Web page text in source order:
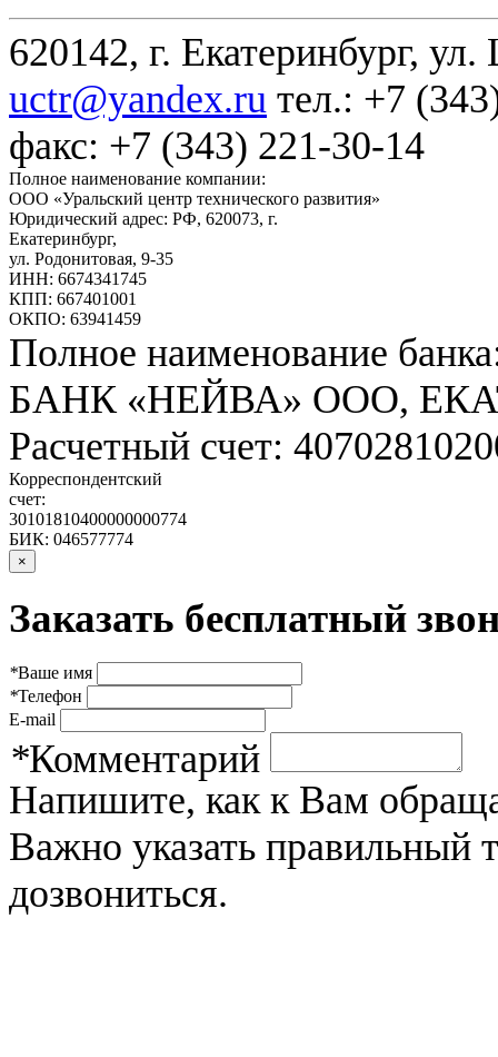
620142, г. Екатеринбург,
uctr@yandex.ru тел.: +7
факс: +7 (343) 221-30-14
Полное наименование компании:
ООО «Уральский центр технического развития»
Юридический адрес: РФ, 620073, г.
Екатеринбург,
ул. Родонитовая, 9-35
ИНН: 6674341745
КПП: 667401001
ОКПО: 63941459
Полное наименование
БАНК «НЕЙВА» ООО,
Расчетный счет:
Корреспондентский
счет:
30101810400000000774
БИК: 046577774
×
Заказать бесплатный
*Ваше имя
*Телефон
E-mail
*Комментарий
Напишите, как к Вам
Важно указать
дозвониться.